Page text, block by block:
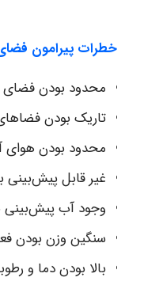
خطرات پیرامون
محدود بودن
تاریک بودن
محدود بودن هوای
غیر قابل پیش‌بینی
وجود آب پیش‌بینی
سنگین وزن بودن
بالا بودن دما و